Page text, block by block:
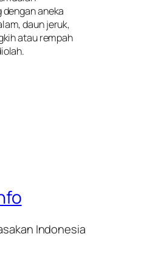
aneka
daun jeruk,
atau rempah
Indonesia